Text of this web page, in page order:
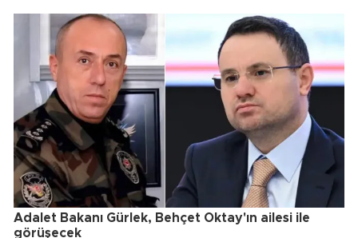
Adalet Bakanı Gürlek, Behçet Oktay'ın ailesi ile
görüşecek